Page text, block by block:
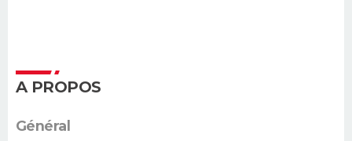
A PROPOS
Général